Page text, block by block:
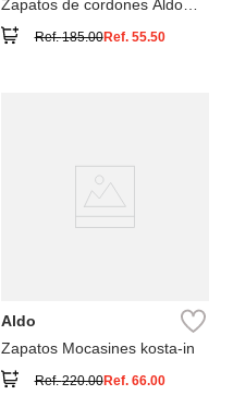
Zapatos de cordones Aldo
geoff
Ref.185.00Ref. 55.50
Aldo
Zapatos Mocasines kosta-in
Ref.220.00Ref. 66.00